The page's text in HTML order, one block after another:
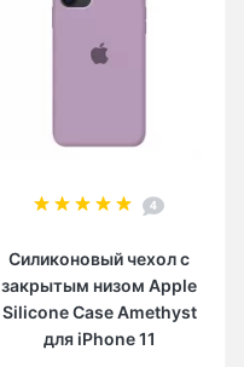
4
Силиконовый чехол c
закрытым низом Apple
Silicone Case Amethyst
для iPhone 11